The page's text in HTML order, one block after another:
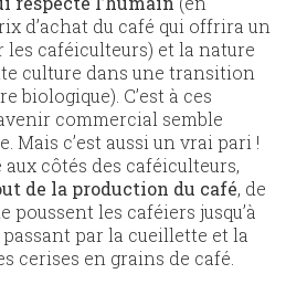
d’achat du café qui offrira un
les caféiculteurs) et la nature
culture dans une transition
biologique). C’est à ces
commercial semble
Mais c’est aussi un vrai pari !
côtés des caféiculteurs,
de la production du café, de
poussent les caféiers jusqu’à
par la cueillette et la
cerises en grains de café.